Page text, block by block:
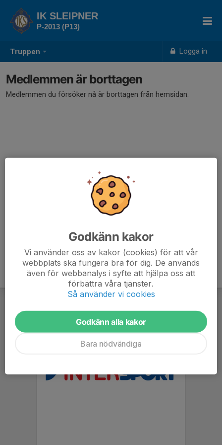
Truppen Logga in
IK SLEIPNER
P-2013 (P13)
Medlemmen är borttagen
Medlemmen du försöker nå är borttagen från hemsidan.
Godkänn kakor
Vi använder oss av kakor (cookies) för att vår
webbplats ska fungera bra för dig. De används
även för webbanalys i syfte att hjälpa oss att
förbättra våra tjänster.
Så använder vi cookies
Godkänn alla kakor
Bara nödvändiga